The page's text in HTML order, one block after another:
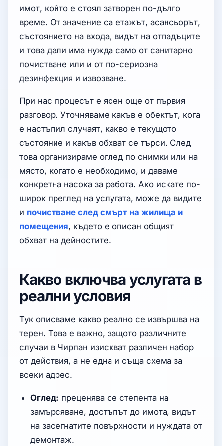
имот, който е стоял затворен по-дълго
време. От значение са етажът, асансьорът,
състоянието на входа, видът на отпадъците
и това дали има нужда само от санитарно
почистване или и от по-сериозна
дезинфекция и извозване.
При нас процесът е ясен още от първия
разговор. Уточняваме какъв е обектът, кога
е настъпил случаят, какво е текущото
състояние и какъв обхват се търси. След
това организираме оглед по снимки или на
място, когато е необходимо, и даваме
конкретна насока за работа. Ако искате по-
широк преглед на услугата, може да видите
и почистване след смърт на жилища и
помещения, където е описан общият
обхват на дейностите.
Какво включва услугата в
реални условия
Тук описваме какво реално се извършва на
терен. Това е важно, защото различните
случаи в Чирпан изискват различен набор
от действия, а не една и съща схема за
всеки адрес.
Оглед: преценява се степента на
замърсяване, достъпът до имота, видът
на засегнатите повърхности и нуждата от
демонтаж.